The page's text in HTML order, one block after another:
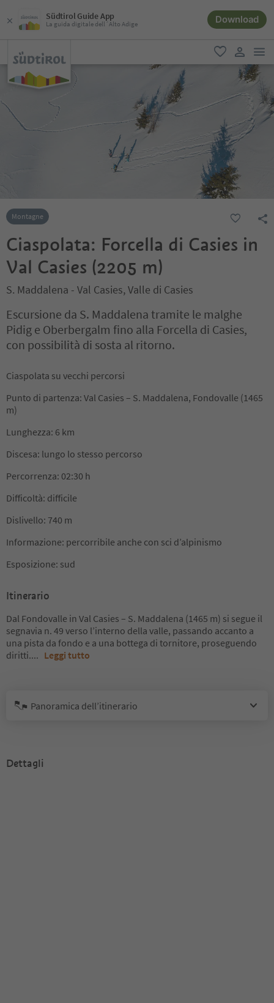
Südtirol Guide App
La guida digitale dell´Alto Adige Download
favoriti
user link
Montagne
Ciaspolata: Forcella di Casies in
Val Casies (2205 m)
S. Maddalena - Val Casies, Valle di Casies
Escursione da S. Maddalena tramite le malghe
Pidig e Oberbergalm fino alla Forcella di Casies,
con possibilità di sosta al ritorno.
Ciaspolata su vecchi percorsi
Punto di partenza: Val Casies – S. Maddalena, Fondovalle (1465
m)
Lunghezza: 6 km
Discesa: lungo lo stesso percorso
Percorrenza: 02:30 h
Difficoltà: difficile
Dislivello: 740 m
Informazione: percorribile anche con sci d’alpinismo
Esposizione: sud
Itinerario
Dal Fondovalle in Val Casies – S. Maddalena (1465 m) si segue il
segnavia n. 49 verso l’interno della valle, passando accanto a
una pista da fondo e a una bottega di tornitore, proseguendo
diritti.... Leggi tutto
Panoramica dell’itinerario
Dettagli